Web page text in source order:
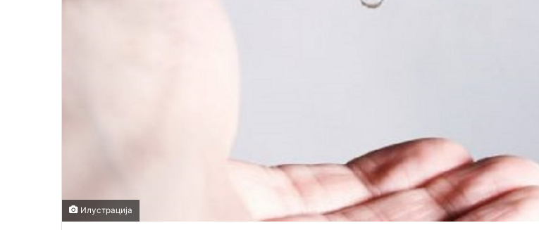
Илустрација